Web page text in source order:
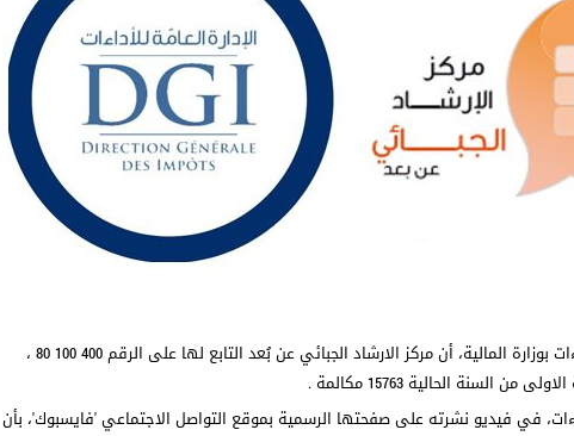
كشفت الادارة العامة للاداءات بوزارة المالية، أن مركز الارشاد الجبائي عن بُعد التابع لها على الرقم 400 100 80 ،
السنة الحالية 15763 مكالمة .
في فيديو نشرته على صفحتها الرسمية بموقع التواصل الاجتماعي 'فايسبوك'، بأن